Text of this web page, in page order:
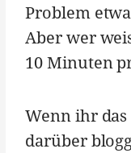
Problem
Aber wer
10 Minuten
Wenn ihr
darüber